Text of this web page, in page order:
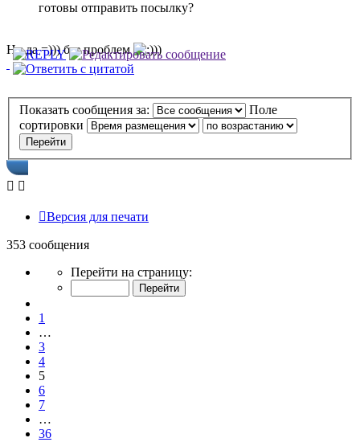
готовы отправить посылку?
Ну да =))) без проблем ))
Показать сообщения за:
Поле
сортировки
Версия для печати
353 сообщения
Страница
36
Перейти на страницу:
1
…
3
4
5
6
7
…
36